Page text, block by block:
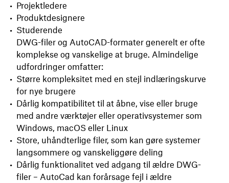
Projektledere
Produktdesignere
Studerende
DWG-filer og AutoCAD-formater generelt er ofte
komplekse og vanskelige at bruge. Almindelige
udfordringer omfatter:
Større kompleksitet med en stejl indlæringskurve
for nye brugere
Dårlig kompatibilitet til at åbne, vise eller bruge
med andre værktøjer eller operativsystemer som
Windows, macOS eller Linux
Store, uhåndterlige filer, som kan gøre systemer
langsommere og vanskeliggøre deling
Dårlig funktionalitet ved adgang til ældre DWG-
filer – AutoCad kan forårsage fejl i ældre